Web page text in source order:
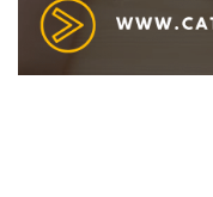
Deseo